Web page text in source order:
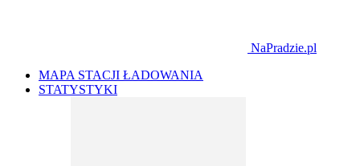
NaPradzie.pl
MAPA STACJI ŁADOWANIA
STATYSTYKI